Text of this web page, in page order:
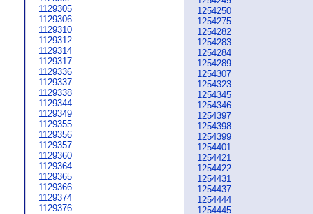
1129305
1129306
1129310
1129312
1129314
1129317
1129336
1129337
1129338
1129344
1129349
1129355
1129356
1129357
1129360
1129364
1129365
1129366
1129374
1129376
1254250
1254275
1254282
1254283
1254284
1254289
1254307
1254323
1254345
1254346
1254397
1254398
1254399
1254401
1254421
1254422
1254431
1254437
1254444
1254445